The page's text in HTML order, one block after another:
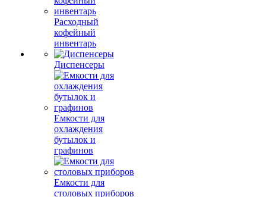
Расходный
кофейный
инвентарь
Диспенсеры
Емкости для
охлаждения
бутылок и
графинов
Емкости для
столовых приборов